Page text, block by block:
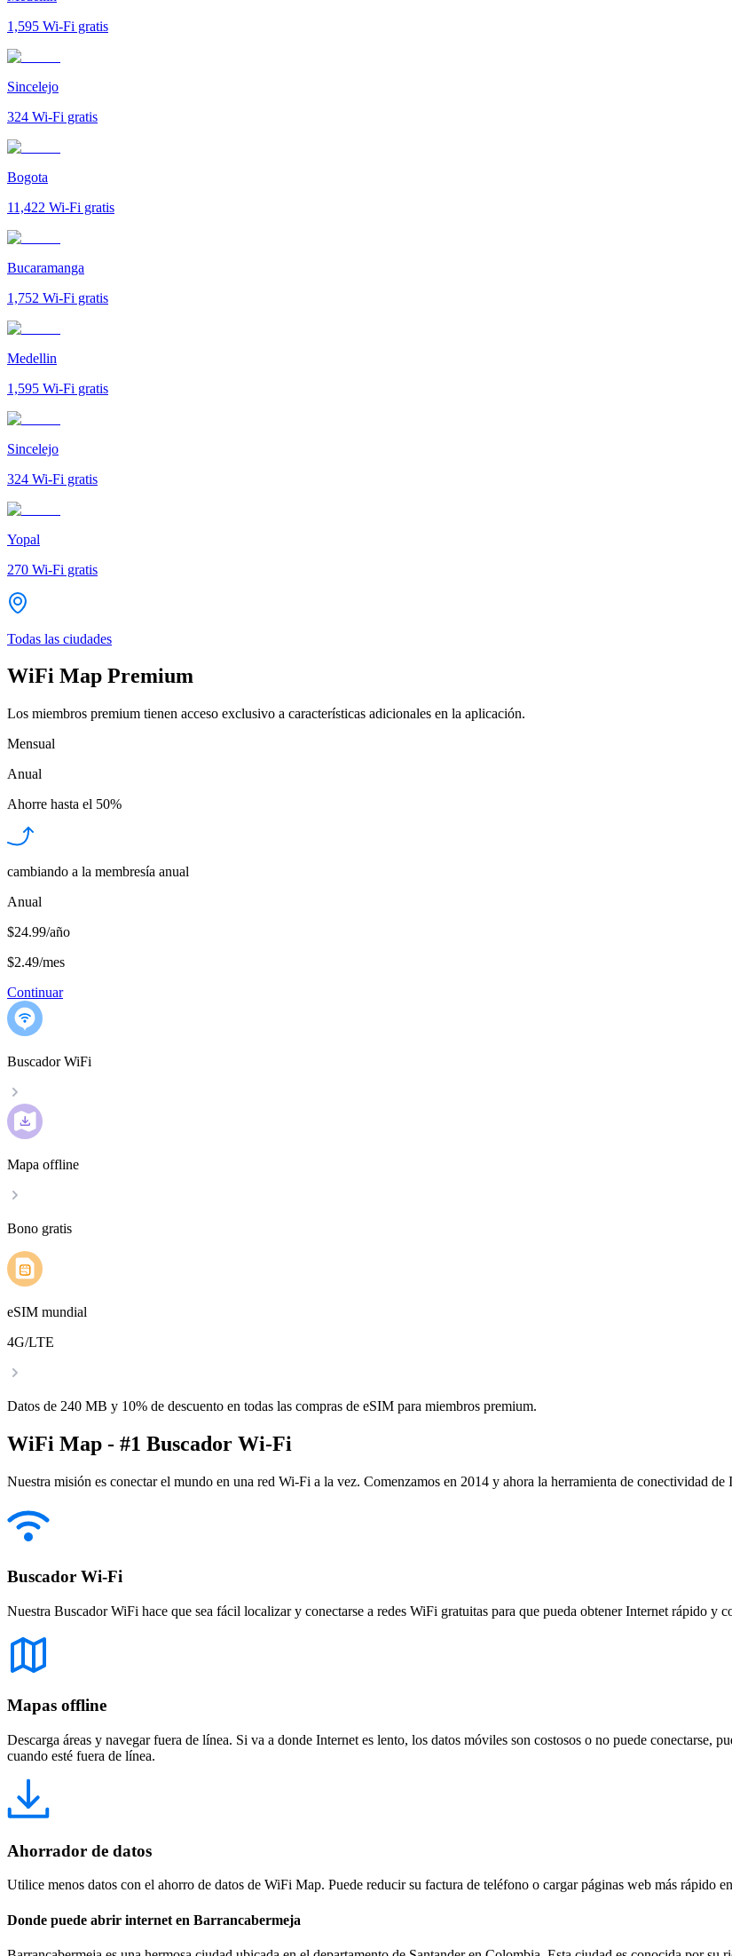
1,595 Wi-Fi gratis
Sincelejo
324 Wi-Fi gratis
Bogota
11,422 Wi-Fi gratis
Bucaramanga
1,752 Wi-Fi gratis
Medellin
1,595 Wi-Fi gratis
Sincelejo
324 Wi-Fi gratis
Yopal
270 Wi-Fi gratis
Todas las ciudades
WiFi Map Premium
Los miembros premium tienen acceso exclusivo a características adicionales en la aplicación.
Mensual
Anual
Ahorre hasta el 50%
cambiando a la membresía anual
Anual
$24.99/año
$2.49/mes
Continuar
Buscador WiFi
Mapa offline
Bono gratis
eSIM mundial
4G/LTE
Datos de 240 MB y 10% de descuento en todas las compras de eSIM para miembros premium.
WiFi Map - #1 Buscador Wi-Fi
Nuestra misión es conectar el mundo en una red Wi-Fi a la vez. Comenzamos en 2014 y ahora la herramienta de conectividad de
Buscador Wi-Fi
Nuestra Buscador WiFi hace que sea fácil localizar y conectarse a redes WiFi gratuitas para que pueda obtener Internet rápido y
Mapas offline
Descarga áreas y navegar fuera de línea. Si va a donde Internet es lento, los datos móviles son costosos o no puede conectarse,
cuando esté fuera de línea.
Ahorrador de datos
Utilice menos datos con el ahorro de datos de WiFi Map. Puede reducir su factura de teléfono o cargar páginas web más rápido
Donde puede abrir internet en Barrancabermeja